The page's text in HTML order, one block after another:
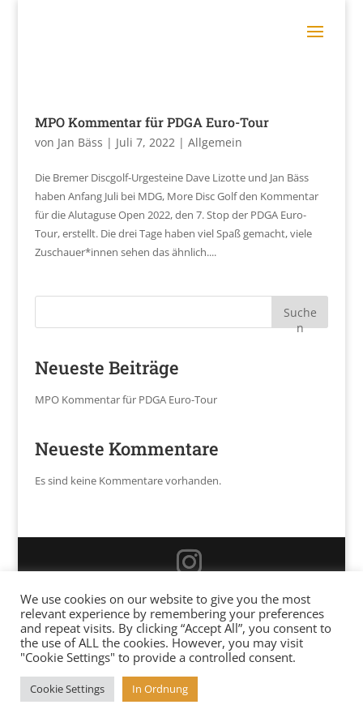
MPO Kommentar für PDGA Euro-Tour
von Jan Bäss | Juli 7, 2022| Allgemein
Die Bremer Discgolf-Urgesteine Dave Lizotte und Jan Bäss
haben Anfang Juli bei MDG, More Disc Golf den Kommentar
für die Alutaguse Open 2022, den 7. Stop der PDGA Euro-
Tour, erstellt. Die drei Tage haben viel Spaß gemacht, viele
Zuschauer*innen sehen das ähnlich....
Suche
n
Neueste Beiträge
MPO Kommentar für PDGA Euro-Tour
Neueste Kommentare
Es sind keine Kommentare vorhanden.
Copyright 2025 baesser-werfen.de
We use cookies on our website to give you the most
relevant experience by remembering your preferences
and repeat visits. By clicking “Accept All”, you consent to
the use of ALL the cookies. However, you may visit
"Cookie Settings" to provide a controlled consent.
Cookie Settings In Ordnung